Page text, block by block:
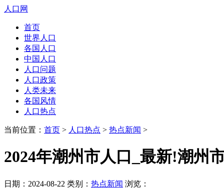
人口网
首页
世界人口
各国人口
中国人口
人口问题
人口政策
人类未来
各国风情
人口热点
当前位置： 首页 > 人口热点 > 热点新闻 >
2024年潮州市人口_最新!潮州
日期：2024-08-22 类别： 热点新闻 浏览：